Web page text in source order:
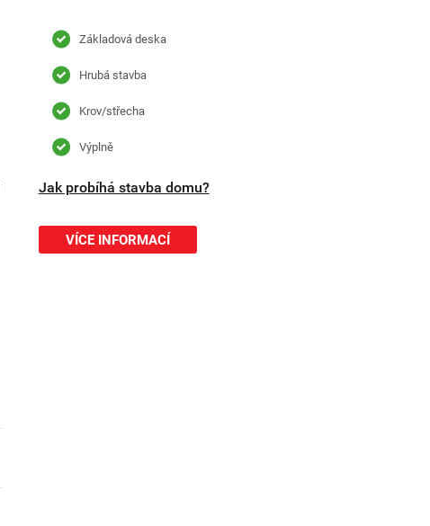
Základová deska
Hrubá stavba
Krov/střecha
Výplně
Jak probíhá stavba domu?
VÍCE INFORMACÍ